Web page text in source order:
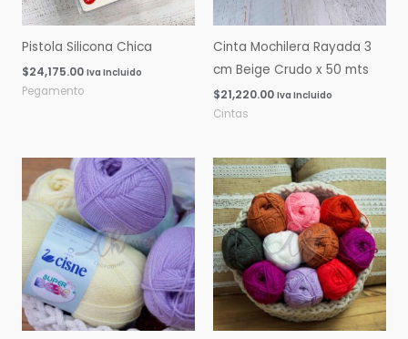
Pistola Silicona Chica
$24,175.00 Iva Incluido
Pegamento
Cinta Mochilera Rayada 3
cm Beige Crudo x 50 mts
$21,220.00 Iva Incluido
Cintas
Rango
de
precios:
desde
$0.00
hasta
$16,060.00
Rango
de
precios:
desde
$0.00
hasta
$14,600.00